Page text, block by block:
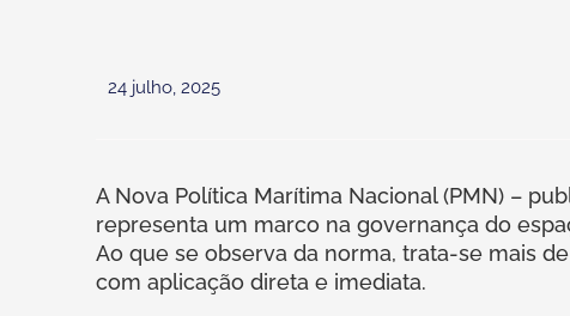
24 julho, 2025
A Nova Política Marítima Nacional (PMN) –
representa um marco na governança do
Ao que se observa da norma, trata-se mais
com aplicação direta e imediata.